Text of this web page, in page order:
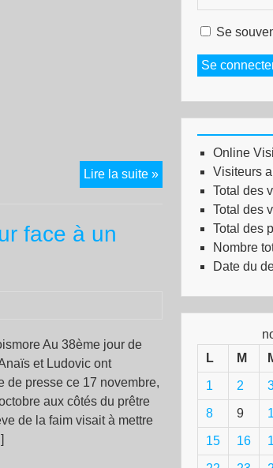
Lire la suite »«Nous
organisons
élection
archaïque
inventer
manières
démocratie»
face à un
Au 38ème jour de
et Ludovic ont
de presse ce 17 novembre,
aux côtés du prêtre
de la faim visait à mettre
Se
Se
Online
Visiteurs
Total des
Total des
Total des
Nombre
Date du
L
M
1 2
8 9
15 16